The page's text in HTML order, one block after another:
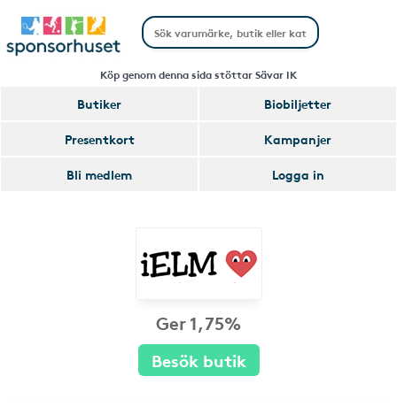
Köp genom denna sida stöttar Sävar IK
Butiker
Biobiljetter
Presentkort
Kampanjer
Bli medlem
Logga in
Ger 1,75%
Besök butik